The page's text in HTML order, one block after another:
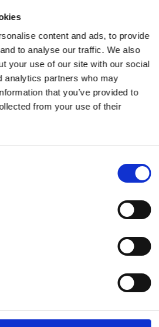
content and ads, to provide
to analyse our traffic. We also
your use of our site with our social
analytics partners who may
that you’ve provided to
from your use of their